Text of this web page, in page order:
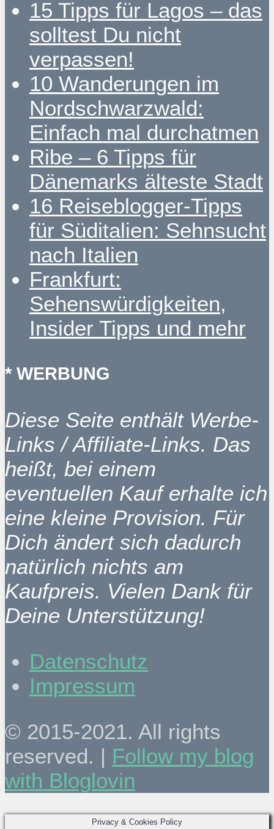
15 Tipps für Lagos – das
solltest Du nicht
verpassen!
10 Wanderungen im
Nordschwarzwald:
Einfach mal durchatmen
Ribe – 6 Tipps für
Dänemarks älteste Stadt
16 Reiseblogger-Tipps
für Süditalien: Sehnsucht
nach Italien
Frankfurt:
Sehenswürdigkeiten,
Insider Tipps und mehr
* WERBUNG
Diese Seite enthält Werbe-
Links / Affiliate-Links. Das
heißt, bei einem
eventuellen Kauf erhalte ich
eine kleine Provision. Für
Dich ändert sich dadurch
natürlich nichts am
Kaufpreis. Vielen Dank für
Deine Unterstützung!
Datenschutz
Impressum
© 2015-2021. All rights
reserved. | Follow my blog
with Bloglovin
Privacy & Cookies Policy